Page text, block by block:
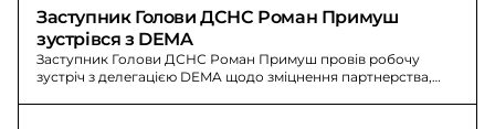
Заступник Голови ДСНС Роман Примуш
зустрівся з DEMA
Заступник Голови ДСНС Роман Примуш провів робочу
зустріч з делегацією DEMA щодо зміцнення партнерства,